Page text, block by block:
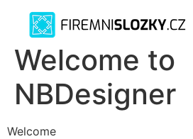
Welcome to
NBDesigner
Welcome